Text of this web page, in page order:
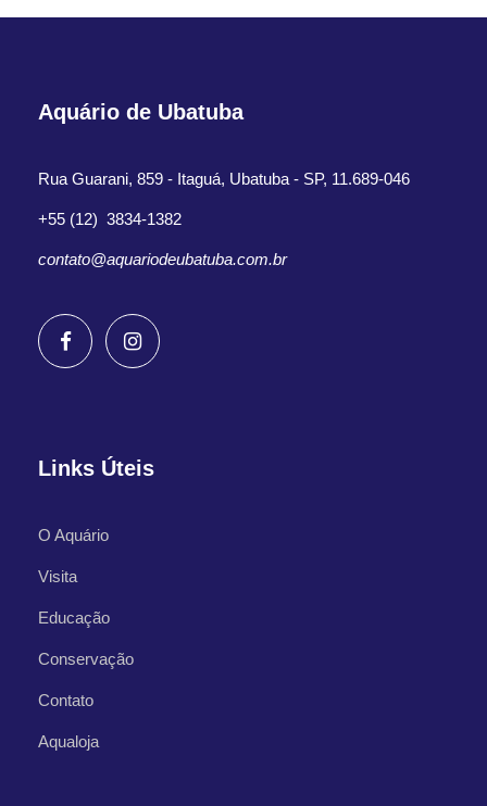
Aquário de Ubatuba
Rua Guarani, 859 - Itaguá, Ubatuba - SP, 11.689-046
+55 (12) 3834-1382
contato@aquariodeubatuba.com.br
Links Úteis
O Aquário
Visita
Educação
Conservação
Contato
Aqualoja